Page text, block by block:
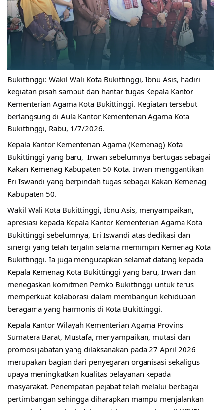
Bukittinggi: Wakil Wali Kota Bukittinggi, Ibnu Asis, hadiri
kegiatan pisah sambut dan hantar tugas Kepala Kantor
Kementerian Agama Kota Bukittinggi. Kegiatan tersebut
berlangsung di Aula Kantor Kementerian Agama Kota
Bukittinggi, Rabu, 1/7/2026.
Kepala Kantor Kementerian Agama (Kemenag) Kota
Bukittinggi yang baru,  Irwan sebelumnya bertugas sebagai
Kakan Kemenag Kabupaten 50 Kota. Irwan menggantikan
Eri Iswandi yang berpindah tugas sebagai Kakan Kemenag
Kabupaten 50.
Wakil Wali Kota Bukittinggi, Ibnu Asis, menyampaikan,
apresiasi kepada Kepala Kantor Kementerian Agama Kota
Bukittinggi sebelumnya, Eri Iswandi atas dedikasi dan
sinergi yang telah terjalin selama memimpin Kemenag Kota
Bukittinggi. Ia juga mengucapkan selamat datang kepada
Kepala Kemenag Kota Bukittinggi yang baru, Irwan dan
menegaskan komitmen Pemko Bukittinggi untuk terus
memperkuat kolaborasi dalam membangun kehidupan
beragama yang harmonis di Kota Bukittinggi.
Kepala Kantor Wilayah Kementerian Agama Provinsi
Sumatera Barat, Mustafa, menyampaikan, mutasi dan
promosi jabatan yang dilaksanakan pada 27 April 2026
merupakan bagian dari penyegaran organisasi sekaligus
upaya meningkatkan kualitas pelayanan kepada
masyarakat. Penempatan pejabat telah melalui berbagai
pertimbangan sehingga diharapkan mampu menjalankan